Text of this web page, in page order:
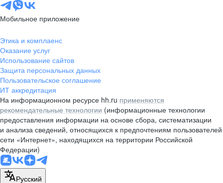
Мобильное приложение
Этика и комплаенс
Оказание услуг
Использование сайтов
Защита персональных данных
Пользовательское соглашение
ИТ аккредитация
На информационном ресурсе hh.ru применяются
рекомендательные технологии (информационные технологии
предоставления информации на основе сбора, систематизации
и анализа сведений, относящихся к предпочтениям пользователей
сети «Интернет», находящихся на территории Российской
Федерации)
Русский